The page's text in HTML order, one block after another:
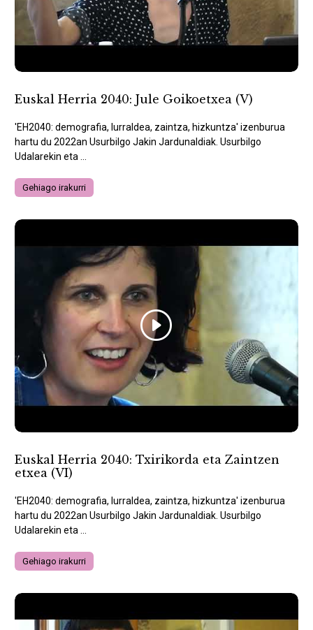
Euskal Herria 2040: Jule Goikoetxea (V)
'EH2040: demografia, lurraldea, zaintza, hizkuntza' izenburua
hartu du 2022an Usurbilgo Jakin Jardunaldiak. Usurbilgo
Udalarekin eta ...
Gehiago irakurri
Euskal Herria 2040: Txirikorda eta Zaintzen
etxea (VI)
'EH2040: demografia, lurraldea, zaintza, hizkuntza' izenburua
hartu du 2022an Usurbilgo Jakin Jardunaldiak. Usurbilgo
Udalarekin eta ...
Gehiago irakurri